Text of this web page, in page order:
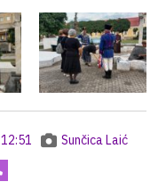
12:51 Sunčica Laić